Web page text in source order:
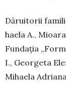
Dăruitorii
haela A.,
Fundația
I., Georgeta
Mihaela